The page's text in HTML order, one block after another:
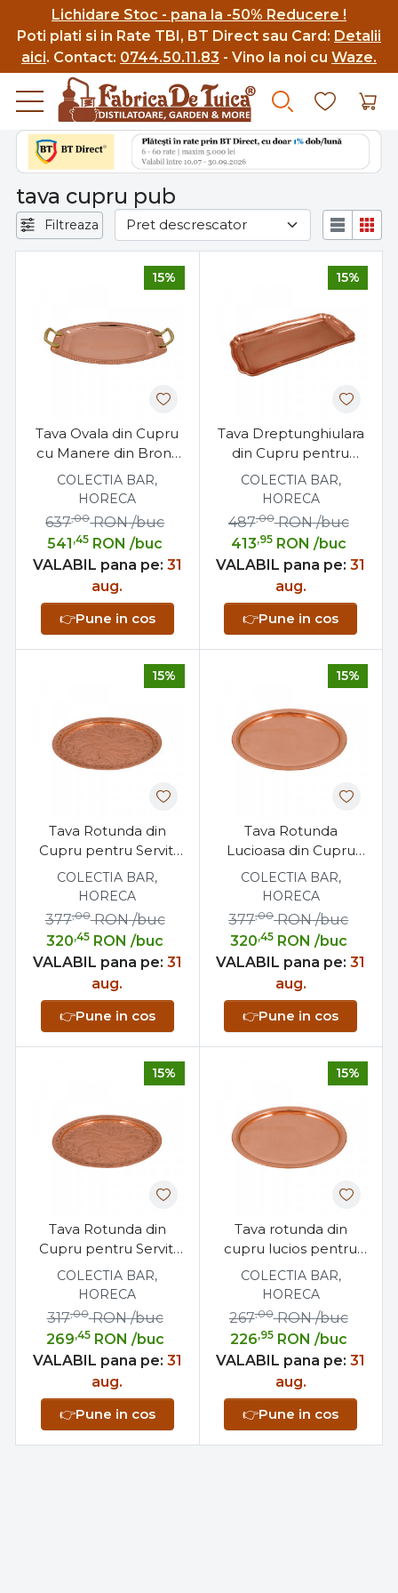
Lichidare Stoc - pana la -50% Reducere !
Poti plati si in Rate TBI, BT Direct sau Card: Detalii
aici. Contact: 0744.50.11.83 - Vino la noi cu Waze.
tava cupru pub
Filtreaza
15%
Tava Ovala din Cupru
cu Manere din Bronz
34x25cm Fabricata in
Grecia
COLECTIA BAR,
HORECA
541 ,45 RON /buc
637,00 RON /buc
VALABIL pana pe: 31
aug.
👉Pune in cos
15%
Tava Dreptunghiulara
din Cupru pentru
Servit stil Frantuzesc
40x25cm
COLECTIA BAR,
HORECA
413,95 RON /buc
487,00 RON /buc
VALABIL pana pe: 31
aug.
👉Pune in cos
15%
Tava Rotunda din
Cupru pentru Servit,
Gravata Manual, 30 cm
COLECTIA BAR,
HORECA
320,45 RON /buc
377,00 RON /buc
VALABIL pana pe: 31
aug.
👉Pune in cos
15%
Tava Rotunda
Lucioasa din Cupru
pentru Servit 30 cm
COLECTIA BAR,
HORECA
320,45 RON /buc
377,00 RON /buc
VALABIL pana pe: 31
aug.
👉Pune in cos
15%
Tava Rotunda din
Cupru pentru Servit,
Gravata Manual, 24
cm, Lucrata Manual in
Grecia
COLECTIA BAR,
HORECA
269,45 RON /buc
317,00 RON /buc
VALABIL pana pe: 31
aug.
👉Pune in cos
15%
Tava rotunda din
cupru lucios pentru
servit cafea si ceai 24
cm
COLECTIA BAR,
HORECA
226,95 RON /buc
267,00 RON /buc
VALABIL pana pe: 31
aug.
👉Pune in cos